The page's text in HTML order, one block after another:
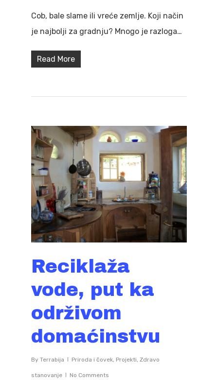
Cob, bale slame ili vreće zemlje. Koji način
je najbolji za gradnju? Mnogo je razloga…
Read More
Reciklaža
vode, put ka
održivom
domaćinstvu
By Terrabija Priroda i čovek, Projekti, Zdravo
stanovanje No Comments